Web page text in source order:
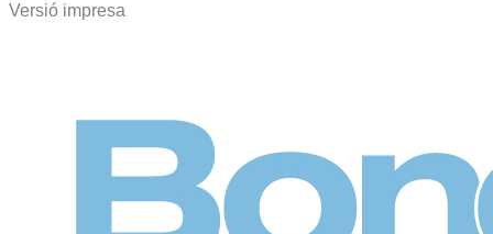
Versió impresa